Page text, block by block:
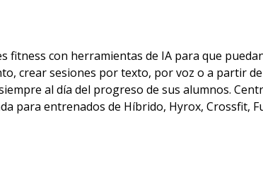
con herramientas de IA para que
crear sesiones por texto, por voz o a partir
al día del progreso de sus alumnos.
para entrenados de Híbrido, Hyrox, Crossfit,